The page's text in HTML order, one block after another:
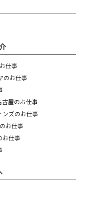
仕事
のお仕事
屋のお仕事
ンズのお仕事
お仕事
お仕事